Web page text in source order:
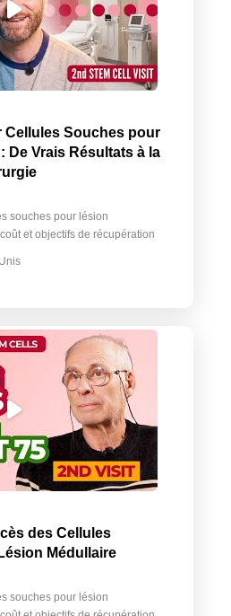
Cellules Souches pour
De Vrais Résultats à la
souches pour lésion
et objectifs de récupération
des Cellules
Médullaire
souches pour lésion